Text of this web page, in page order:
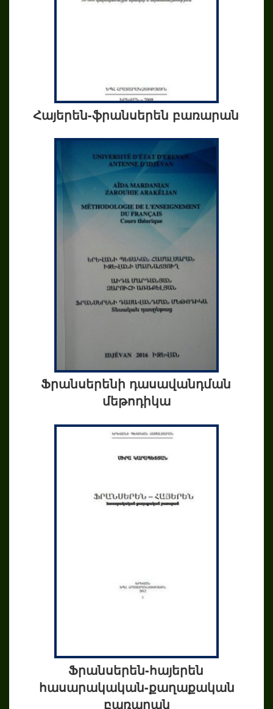
Հայերեն-ֆրանսերեն բառարան
Ֆրանսերենի դասավանդման
մեթոդիկա
Ֆրանսերեն-հայերեն
հասարակական-քաղաքական
բառարան